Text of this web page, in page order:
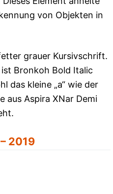
von Objekten in
grauer Kursivschrift.
Bronkoh Bold Italic
das kleine „a“ wie der
aus Aspira XNar Demi
2019